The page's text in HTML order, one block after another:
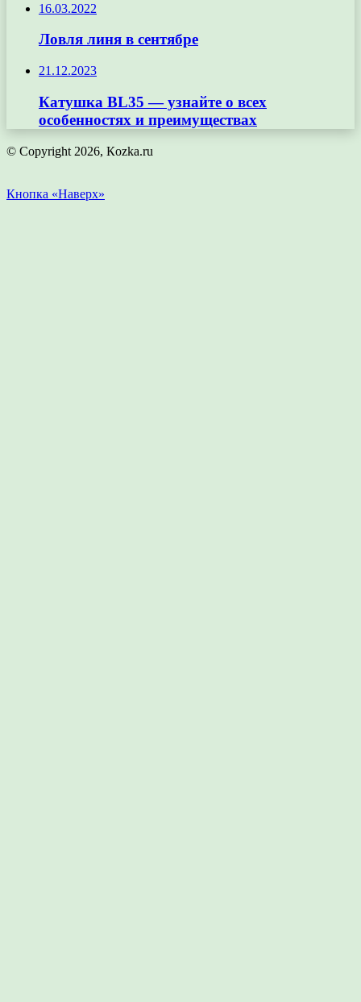
16.03.2022
Ловля линя в сентябре
21.12.2023
Катушка BL35 — узнайте о всех
особенностях и преимуществах
© Copyright 2026, Кozka.ru
Кнопка «Наверх»